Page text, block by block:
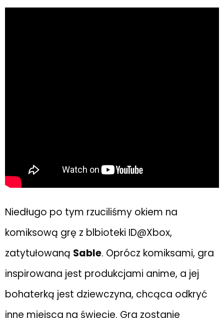
Niedługo po tym rzuciliśmy okiem na
komiksową grę z blbioteki ID@Xbox,
zatytułowaną Sable. Oprócz komiksami, gra
inspirowana jest produkcjami anime, a jej
bohaterką jest dziewczyna, chcąca odkryć
inne miejsca na świecie. Gra zostanie